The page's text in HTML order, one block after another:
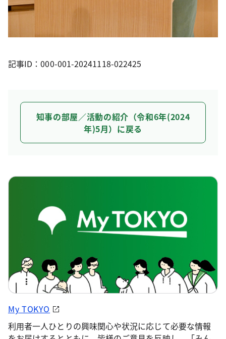
記事ID：000-001-20241118-022425
知事の部屋／活動の紹介（令和6年(2024
年)5月）に戻る
My TOKYO
利用者一人ひとりの興味関心や状況に応じて必要な情報